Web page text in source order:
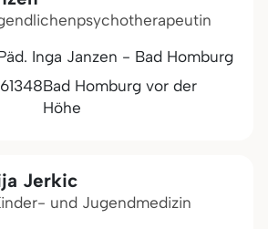
Inga Janzen - Bad Homburg
61348Bad Homburg vor der
Höhe
Jerkic
und Jugendmedizin